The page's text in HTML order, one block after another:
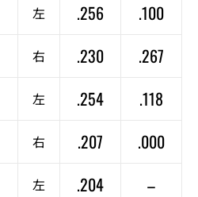
左 .256
.100
右 .230
.267
左 .254
.118
右 .207
.000
左 .204
–